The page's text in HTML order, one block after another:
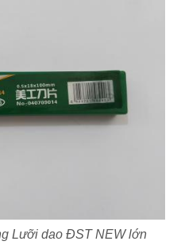
Lưỡi dao ĐST NEW lớn